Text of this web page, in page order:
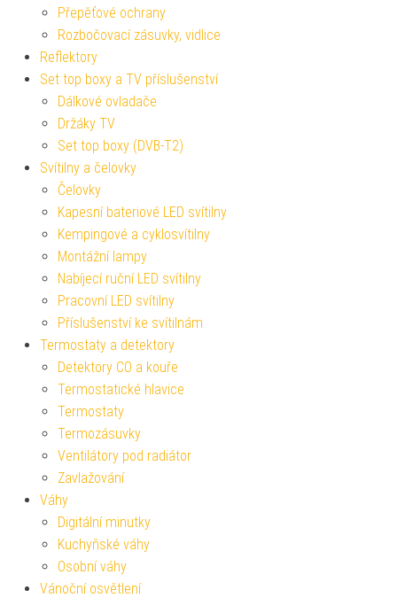
Přepěťové ochrany
Rozbočovací zásuvky, vidlice
Reflektory
Set top boxy a TV příslušenství
Dálkové ovladače
Držáky TV
Set top boxy (DVB-T2)
Svítilny a čelovky
Čelovky
Kapesní bateriové LED svítilny
Kempingové a cyklosvítilny
Montážní lampy
Nabíjecí ruční LED svítilny
Pracovní LED svítilny
Příslušenství ke svítilnám
Termostaty a detektory
Detektory CO a kouře
Termostatické hlavice
Termostaty
Termozásuvky
Ventilátory pod radiátor
Zavlažování
Váhy
Digitální minutky
Kuchyňské váhy
Osobní váhy
Vánoční osvětlení